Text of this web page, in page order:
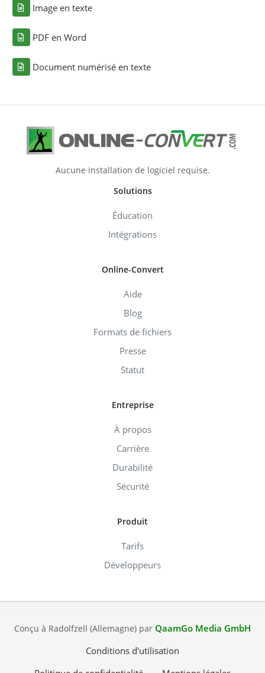
Image en texte
PDF en Word
Document numérisé en texte
Aucune installation de logiciel requise.
Solutions
Éducation
Intégrations
Online-Convert
Aide
Blog
Formats de fichiers
Presse
Statut
Entreprise
À propos
Carrière
Durabilité
Sécurité
Produit
Tarifs
Développeurs
Conçu à Radolfzell (Allemagne) par QaamGo Media GmbH
Conditions d'utilisation